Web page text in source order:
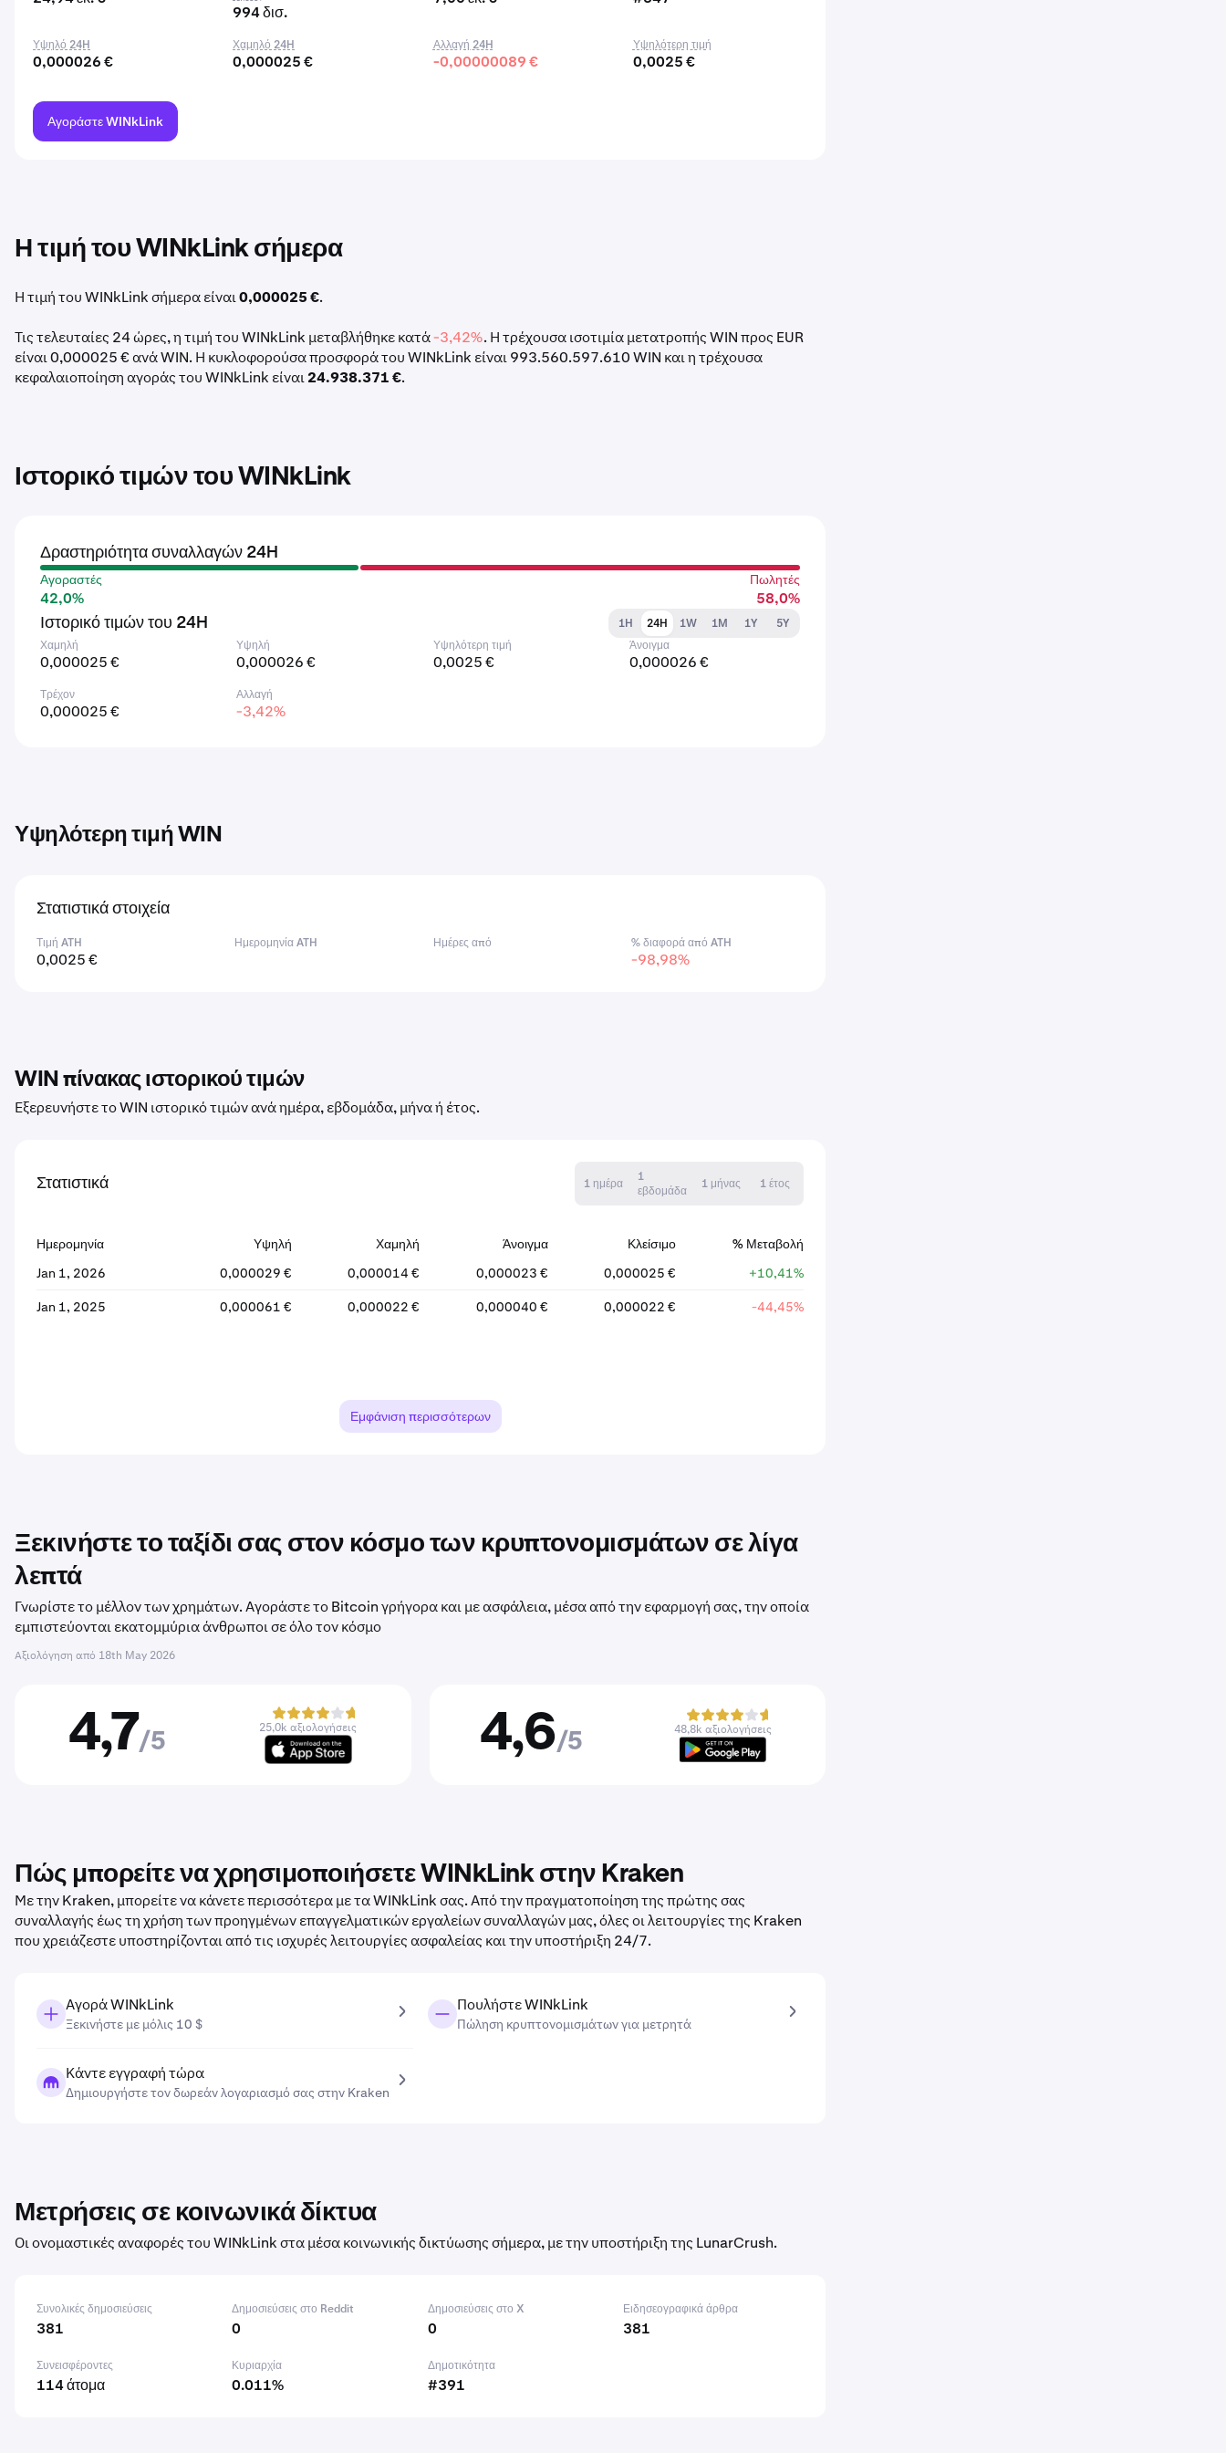
994 δισ.
Υψηλό 24H
0,000026 €
Χαμηλό 24H
0,000025 €
Αλλαγή 24H
-0,00000089 €
Υψηλότερη τιμή
0,0025 €
Αγοράστε WINkLink
Η τιμή του WINkLink σήμερα
Η τιμή του WINkLink σήμερα είναι0,000025 €.
Τις τελευταίες 24 ώρες, η τιμή του WINkLink μεταβλήθηκε κατά-3,42%. Η τρέχουσα ισοτιμία μετατροπής WIN προς EUR
είναι 0,000025 € ανά WIN. Η κυκλοφορούσα προσφορά του WINkLink είναι 993.560.597.610 WIN και η τρέχουσα
κεφαλαιοποίηση αγοράς του WINkLink είναι24.938.371 €.
Ιστορικό τιμών του WINkLink
Δραστηριότητα συναλλαγών 24H
Αγοραστές
42,0%
Πωλητές
58,0%
Ιστορικό τιμών του 24H 1H 24H 1W 1M 1Y
5Y
Χαμηλή
0,000025 €
Υψηλή
0,000026 €
Υψηλότερη τιμή
0,0025 €
Άνοιγμα
0,000026 €
Τρέχον
0,000025 €
Αλλαγή
-3,42%
Υψηλότερη τιμή WIN
Στατιστικά στοιχεία
Τιμή ATH
0,0025 €
Ημερομηνία ATH Ημέρες από % διαφορά από ATH
-98,98%
WIN πίνακας ιστορικού τιμών
Εξερευνήστε το WIN ιστορικό τιμών ανά ημέρα, εβδομάδα, μήνα ή έτος.
Στατιστικά 1 ημέρα
1
εβδομάδα
1 μήνας 1 έτος
Ημερομηνία Υψηλή Χαμηλή Άνοιγμα Κλείσιμο
% Μεταβολή
Jan 1, 2026
0,000029 € 0,000014 € 0,000023 € 0,000025 € +10,41%
Jan 1, 2025 0,000061 € 0,000022 € 0,000040 € 0,000022 € -44,45%
Εμφάνιση περισσότερων
Ξεκινήστε το ταξίδι σας στον κόσμο των κρυπτονομισμάτων σε λίγα
λεπτά
Γνωρίστε το μέλλον των χρημάτων. Αγοράστε το Bitcoin γρήγορα και με ασφάλεια, μέσα από την εφαρμογή σας, την οποία
εμπιστεύονται εκατομμύρια άνθρωποι σε όλο τον κόσμο
Αξιολόγηση από 18th May 2026
4,7/5
25,0k αξιολογήσεις 4,6/5
48,8k αξιολογήσεις
Πώς μπορείτε να χρησιμοποιήσετε WINkLink στην Kraken
Με την Kraken, μπορείτε να κάνετε περισσότερα με τα WINkLink σας. Από την πραγματοποίηση της πρώτης σας
συναλλαγής έως τη χρήση των προηγμένων επαγγελματικών εργαλείων συναλλαγών μας, όλες οι λειτουργίες της Kraken
που χρειάζεστε υποστηρίζονται από τις ισχυρές λειτουργίες ασφαλείας και την υποστήριξη 24/7.
Αγορά WINkLink
Ξεκινήστε με μόλις 10 $
Πουλήστε WINkLink
Πώληση κρυπτονομισμάτων για μετρητά
Κάντε εγγραφή τώρα
Δημιουργήστε τον δωρεάν λογαριασμό σας στην Kraken
Μετρήσεις σε κοινωνικά δίκτυα
Οι ονομαστικές αναφορές του WINkLink στα μέσα κοινωνικής δικτύωσης σήμερα, με την υποστήριξη της LunarCrush.
Συνολικές δημοσιεύσεις
381
Δημοσιεύσεις στο Reddit
0
Δημοσιεύσεις στο X
0
Ειδησεογραφικά άρθρα
381
Συνεισφέροντες
114 άτομα
Κυριαρχία
0.011%
Δημοτικότητα
#391